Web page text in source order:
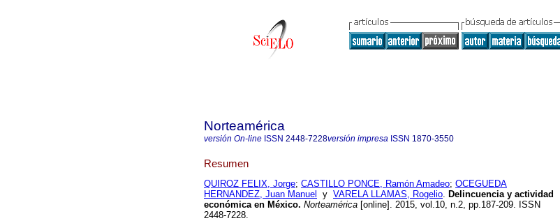
Norteamérica
versión On-line ISSN 2448-7228versión impresa ISSN 1870-3550
Resumen
QUIROZ FELIX, Jorge; CASTILLO PONCE, Ramón Amadeo; OCEGUEDA
HERNANDEZ, Juan Manuel
y VARELA LLAMAS, Rogelio. Delincuencia y actividad
económica en México. Norteamérica [online]. 2015, vol.10, n.2, pp.187-209. ISSN
2448-7228.